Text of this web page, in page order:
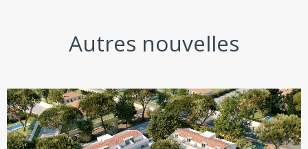
Autres nouvelles